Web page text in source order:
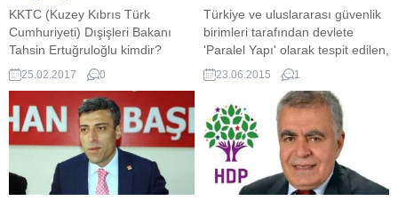
KKTC (Kuzey Kıbrıs Türk
Cumhuriyeti) Dışişleri Bakanı
Tahsin Ertuğruloğlu kimdir?
25.02.2017 0
Türkiye ve uluslararası güvenlik
birimleri tarafından devlete
'Paralel Yapı' olarak tespit edilen,
kendisini gizleyen ve kamufle
ederek yasadışı faaliyet yürüten,
kendisine kamuoyunda 'cemaat'
ve 'Hizmet hareketi' dedirterek
taban kazanmayı amaç edinmiş,
karanlık-mistik Fethullahçı Terör
Örgütü'nün (FETÖ) vatan-
hainliğine kadar varan, çeşitli
23.06.2015 1